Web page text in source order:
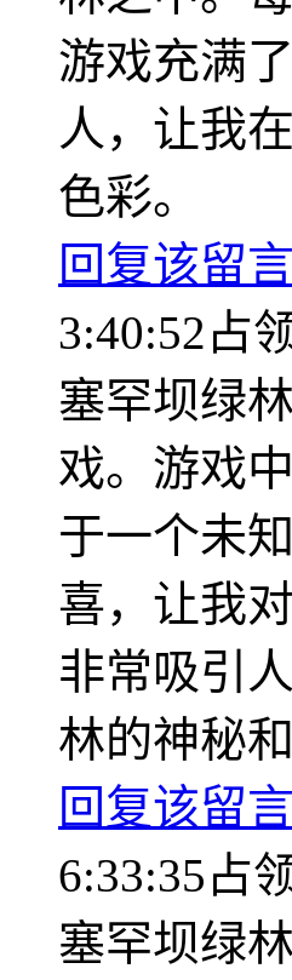
游戏充满
人，让我
色彩。
回复该留言
3:40:52占
塞罕坝绿
戏。游戏
于一个未
喜，让我
非常吸引
林的神秘
回复该留言
6:33:35占
塞罕坝绿